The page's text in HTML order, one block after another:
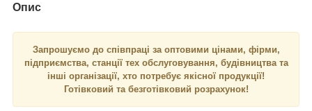
Опис
Запрошуємо до співпраці за оптовими цінами, фірми,
підприємства, станції тех обслуговування, будівництва та
інші організації, хто потребує якісної продукції!
Готівковий та безготівковий розрахунок!